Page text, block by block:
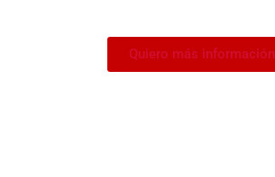
Quiero más información